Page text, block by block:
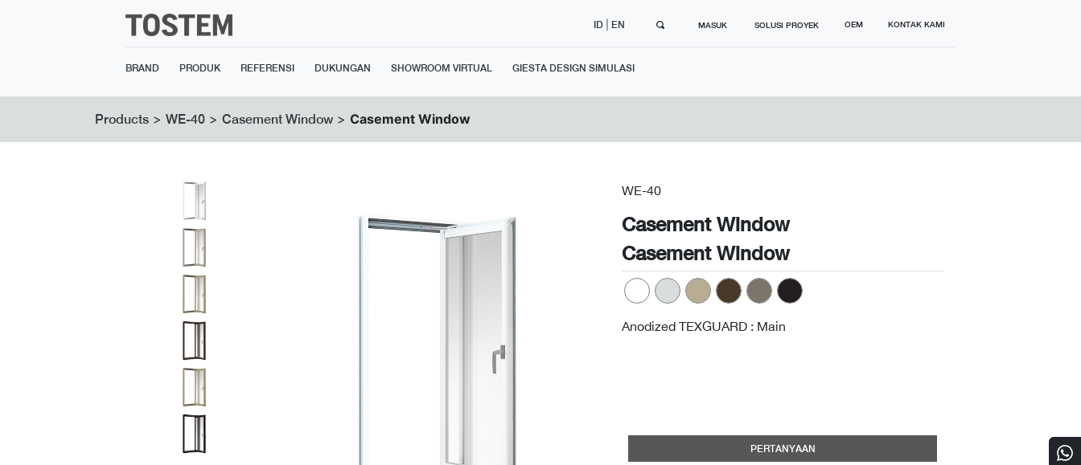
ID EN MASUK SOLUSI PROYEK OEM KONTAK KAMI
BRAND PRODUK REFERENSI DUKUNGAN SHOWROOM VIRTUAL GIESTA DESIGN SIMULASI
Products > WE-40 > Casement Window > Casement Window
WE-40
Casement Window
Casement Window
Anodized TEXGUARD : Main
PERTANYAAN